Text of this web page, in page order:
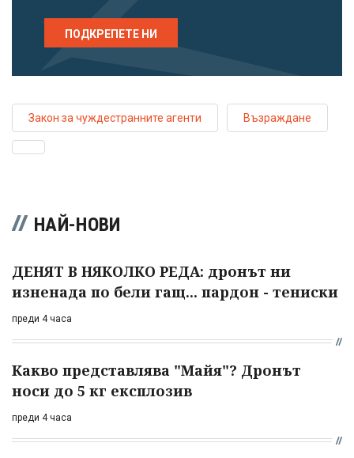
ПОДКРЕПЕТЕ НИ
Закон за чуждестранните агенти Възраждане
НАЙ-НОВИ
ДЕНЯТ В НЯКОЛКО РЕДА: дронът ни
изненада по бели гащ... пардон - тениски
преди 4 часа
Какво представлява "Майя"? Дронът
носи до 5 кг експлозив
преди 4 часа